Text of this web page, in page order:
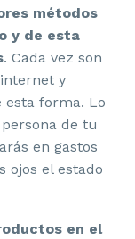
métodos
y de esta
. Cada vez son
y
forma. Lo
de tu
en gastos
ojos el estado
en el